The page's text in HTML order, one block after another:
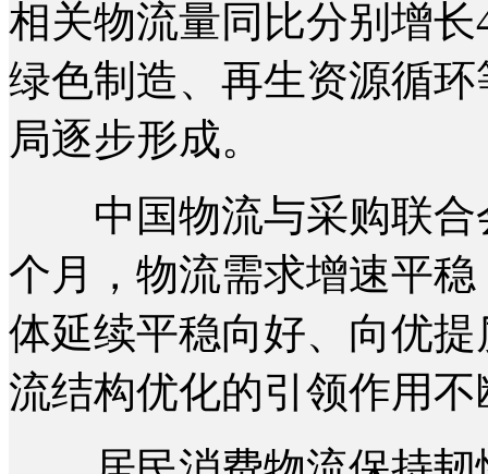
相关物流量同比分别增长
绿色制造、再生资源循
局逐步形成。
中国物流与采购联合
个月，物流需求增速平
体延续平稳向好、向优
流结构优化的引领作用